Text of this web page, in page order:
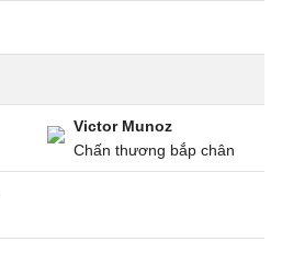
Victor Munoz
Chấn thương bắp chân